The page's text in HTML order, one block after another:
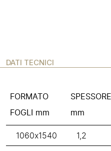
DATI TECNICI
FORMATO
FOGLI mm
SPESSORE
mm
1060x1540 1,2